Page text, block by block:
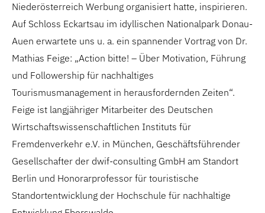
Niederösterreich Werbung organisiert hatte, inspirieren.
Auf Schloss Eckartsau im idyllischen Nationalpark Donau-
Auen erwartete uns u. a. ein spannender Vortrag von Dr.
Mathias Feige: „Action bitte! – Über Motivation, Führung
und Followership für nachhaltiges
Tourismusmanagement in herausfordernden Zeiten“.
Feige ist langjähriger Mitarbeiter des Deutschen
Wirtschaftswissenschaftlichen Instituts für
Fremdenverkehr e.V. in München, Geschäftsführender
Gesellschafter der dwif-consulting GmbH am Standort
Berlin und Honorarprofessor für touristische
Standortentwicklung der Hochschule für nachhaltige